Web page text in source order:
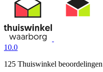
10.0
125 Thuiswinkel beoordelingen